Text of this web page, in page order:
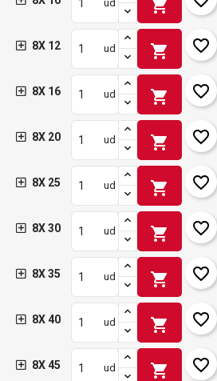
ud shopping_cart
8X 12 ud shopping_cart favorite_border
8X 16 ud shopping_cart favorite_border
8X 20 ud shopping_cart favorite_border
8X 25 ud shopping_cart favorite_border
8X 30 ud shopping_cart favorite_border
8X 35 ud shopping_cart favorite_border
8X 40 ud shopping_cart favorite_border
8X 45 ud shopping_cart favorite_border